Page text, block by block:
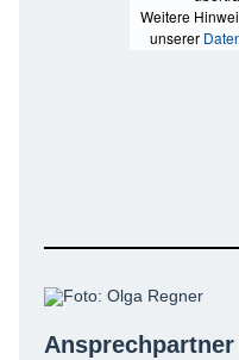
Weitere
unserer